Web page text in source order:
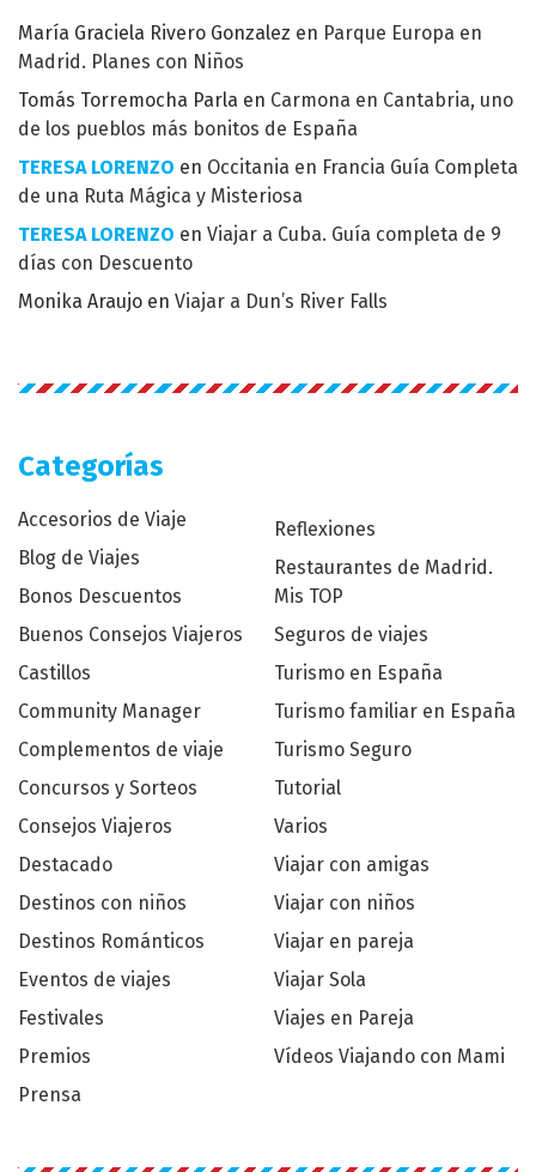
María Graciela Rivero Gonzalez en Parque Europa en
Madrid. Planes con Niños
Tomás Torremocha Parla en Carmona en Cantabria, uno
de los pueblos más bonitos de España
TERESA LORENZO en Occitania en Francia Guía Completa
de una Ruta Mágica y Misteriosa
TERESA LORENZO en Viajar a Cuba. Guía completa de 9
días con Descuento
Monika Araujo en Viajar a Dun’s River Falls
Categorías
Accesorios de Viaje
Blog de Viajes
Bonos Descuentos
Buenos Consejos Viajeros
Castillos
Community Manager
Complementos de viaje
Concursos y Sorteos
Consejos Viajeros
Destacado
Destinos con niños
Destinos Románticos
Eventos de viajes
Festivales
Premios
Prensa
Reflexiones
Restaurantes de Madrid.
Mis TOP
Seguros de viajes
Turismo en España
Turismo familiar en España
Turismo Seguro
Tutorial
Varios
Viajar con amigas
Viajar con niños
Viajar en pareja
Viajar Sola
Viajes en Pareja
Vídeos Viajando con Mami